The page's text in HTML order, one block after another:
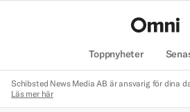
Toppnyheter
Schibsted News Media AB är ansvarig för dina
Läs mer här